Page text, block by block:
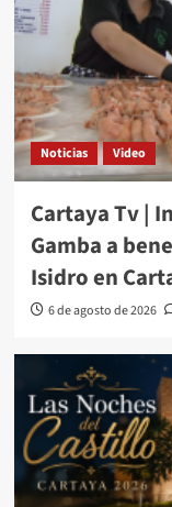
Noticias Video
Cartaya Tv |
Gamba a
Isidro en
6 de agosto de 2026